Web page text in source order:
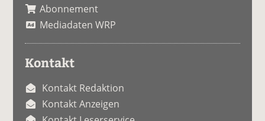
Abonnement
Mediadaten WRP
Kontakt
Kontakt Redaktion
Kontakt Anzeigen